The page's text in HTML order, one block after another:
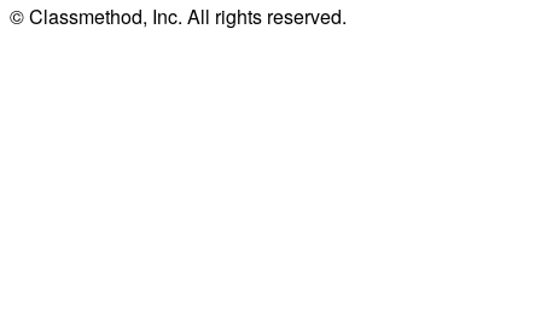
© Classmethod, Inc. All rights reserved.